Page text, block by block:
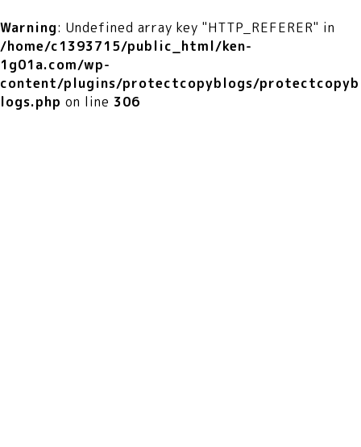
Warning: Undefined array key "HTTP_REFERER" in
/home/c1393715/public_html/ken-
1g01a.com/wp-
content/plugins/protectcopyblogs/protectcopyb
logs.php on line 306